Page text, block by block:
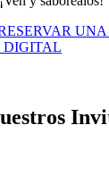
UNA
DIGITAL